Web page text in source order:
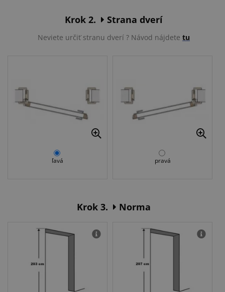
Krok 2. Strana dverí
Neviete určiť stranu dverí ? Návod nájdete tu
ľavá pravá
Krok 3. Norma